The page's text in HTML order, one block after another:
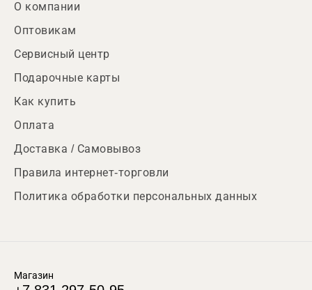
О компании
Оптовикам
Сервисный центр
Подарочные карты
Как купить
Оплата
Доставка / Самовывоз
Правила интернет-торговли
Политика обработки персональных данных
Магазин